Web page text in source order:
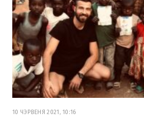
10 ЧЭРВЕНЯ 2021, 10:16